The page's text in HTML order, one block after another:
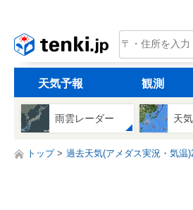
tenki.jp
天気予報 観測
雨雲レーダー 天
トップ 過去天気(アメダス実況・気温